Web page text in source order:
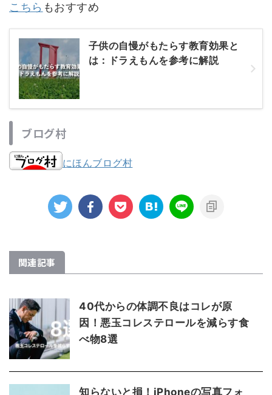
こちら もおすすめ
子供の自慢がもたらす教育効果と
は：ドラえもんを参考に解説
ブログ村
にほんブログ村
関連記事
40代からの体調不良はコレが原
因！悪玉コレステロールを減らす食
べ物8選
知らないと損！iPhoneの写真フォ